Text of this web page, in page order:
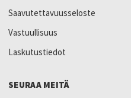
Saavutettavuusseloste
Vastuullisuus
Laskutustiedot
SEURAA MEITÄ